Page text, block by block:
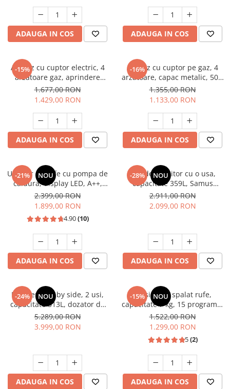
Masini de spalat vase incorporabile
Masini de spalat vase
independente
Pachete Incorporabile
Pirostrii & Arzatoare
Plasa umbrire
Pompe de stropit
Radiatoare
Semanatoare,Plantatoare
Sobe pe gaz & electrice
Suflante & Aspiratoare
Aspiratoare
Suflante Frunze
Unelte Gradinarit
Ventilatoare & Sisteme Racire
Aparate de aer conditionat
Zootehnie
Foarfeci tuns oi
Incubatoare oua
Scala Graphite Grey
ADAUGA IN COS ADAUGA IN COS
-15%
Aragaz cu cuptor electric, 4
arzatoare gaz, aprindere
electrica, ventilator, lumina
cuptor, Bej, NOBELTEK
1.677,00 RON
1.429,00 RON
ADAUGA IN COS
-16%
Aragaz cu cuptor pe gaz, 4
arzatoare, capac metalic, 50 x
60 cm, 2 in 1, GPL+GN, Gri,
LDK
1.355,00 RON
1.133,00 RON
ADAUGA IN COS
-21% NOU
Uscator de rufe cu pompa de
caldura, display LED, A++,
functie antisifonare, A++,
capacitate 8 kg, 13 programe
Heinner
2.399,00 RON
1.899,00 RON
4.90(10)
ADAUGA IN COS
-28% NOU
Frigider, racitor cu o usa,
capacitate 359L, Samus
SRX474NFE
2.911,00 RON
2.099,00 RON
ADAUGA IN COS
-24% NOU
Frigider side by side, 2 usi,
capacitate 513L, dozator de
apa si gheata, FULL NO
FROST, afisaj LCD, dual
inverter,Samus SSX-670NFIDE
5.289,00 RON
3.999,00 RON
ADAUGA IN COS
-15% NOU
Masina de spalat rufe,
capacitate 7 kg, 15 programe,
afisaj LED, 1200 Rpm, alb,
HEINNER
1.522,00 RON
1.299,00 RON
5(2)
ADAUGA IN COS